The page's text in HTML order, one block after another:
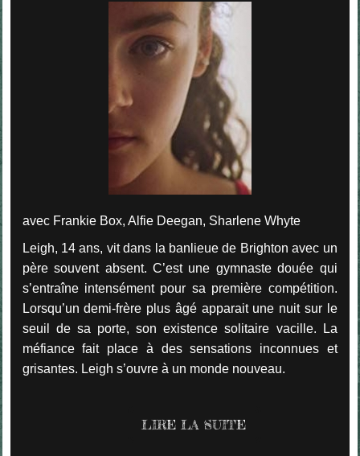
avec Frankie Box, Alfie Deegan, Sharlene Whyte
Leigh, 14 ans, vit dans la banlieue de Brighton avec un
père souvent absent. C’est une gymnaste douée qui
s’entraîne intensément pour sa première compétition.
Lorsqu’un demi-frère plus âgé apparait une nuit sur le
seuil de sa porte, son existence solitaire vacille. La
méfiance fait place à des sensations inconnues et
grisantes. Leigh s’ouvre à un monde nouveau.
LIRE LA SUITE